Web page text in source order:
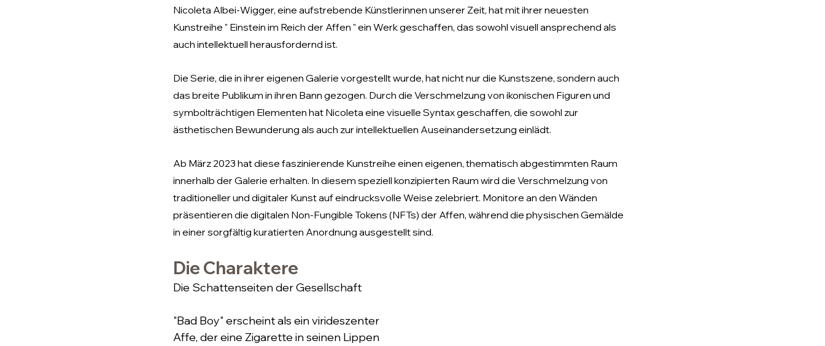
Nicoleta Albei-Wigger, eine aufstrebende Künstlerinnen unserer Zeit, hat mit ihrer neuesten
Kunstreihe " Einstein im Reich der Affen " ein Werk geschaffen, das sowohl visuell ansprechend als
auch intellektuell herausfordernd ist.
Die Serie, die in ihrer eigenen Galerie vorgestellt wurde, hat nicht nur die Kunstszene, sondern auch
das breite Publikum in ihren Bann gezogen. Durch die Verschmelzung von ikonischen Figuren und
symbolträchtigen Elementen hat Nicoleta eine visuelle Syntax geschaffen, die sowohl zur
ästhetischen Bewunderung als auch zur intellektuellen Auseinandersetzung einlädt.
Ab März 2023 hat diese faszinierende Kunstreihe einen eigenen, thematisch abgestimmten Raum
innerhalb der Galerie erhalten. In diesem speziell konzipierten Raum wird die Verschmelzung von
traditioneller und digitaler Kunst auf eindrucksvolle Weise zelebriert. Monitore an den Wänden
präsentieren die digitalen Non-Fungible Tokens (NFTs) der Affen, während die physischen Gemälde
in einer sorgfältig kuratierten Anordnung ausgestellt sind.
Die Charaktere
Die Schattenseiten der Gesellschaft
"Bad Boy" erscheint als ein virideszenter
Affe, der eine Zigarette in seinen Lippen